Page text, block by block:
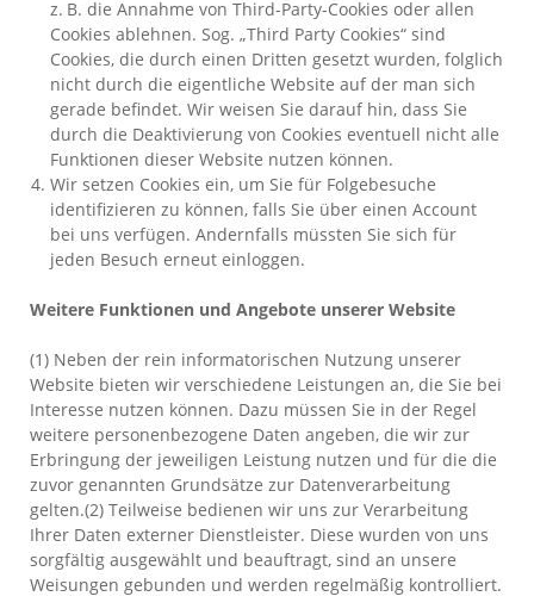
z. B. die Annahme von Third-Party-Cookies oder allen
Cookies ablehnen. Sog. „Third Party Cookies“ sind
Cookies, die durch einen Dritten gesetzt wurden, folglich
nicht durch die eigentliche Website auf der man sich
gerade befindet. Wir weisen Sie darauf hin, dass Sie
durch die Deaktivierung von Cookies eventuell nicht alle
Funktionen dieser Website nutzen können.
Wir setzen Cookies ein, um Sie für Folgebesuche
identifizieren zu können, falls Sie über einen Account
bei uns verfügen. Andernfalls müssten Sie sich für
jeden Besuch erneut einloggen.
Weitere Funktionen und Angebote unserer Website
(1) Neben der rein informatorischen Nutzung unserer
Website bieten wir verschiedene Leistungen an, die Sie bei
Interesse nutzen können. Dazu müssen Sie in der Regel
weitere personenbezogene Daten angeben, die wir zur
Erbringung der jeweiligen Leistung nutzen und für die die
zuvor genannten Grundsätze zur Datenverarbeitung
gelten.(2) Teilweise bedienen wir uns zur Verarbeitung
Ihrer Daten externer Dienstleister. Diese wurden von uns
sorgfältig ausgewählt und beauftragt, sind an unsere
Weisungen gebunden und werden regelmäßig kontrolliert.